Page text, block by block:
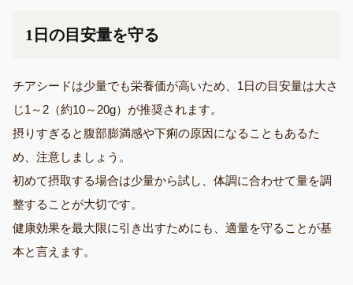
1日の目安量を守る
チアシードは少量でも栄養価が高いため、1日の目安量は大さ
じ1～2（約10～20g）が推奨されます。
摂りすぎると腹部膨満感や下痢の原因になることもあるた
め、注意しましょう。
初めて摂取する場合は少量から試し、体調に合わせて量を調
整することが大切です。
健康効果を最大限に引き出すためにも、適量を守ることが基
本と言えます。